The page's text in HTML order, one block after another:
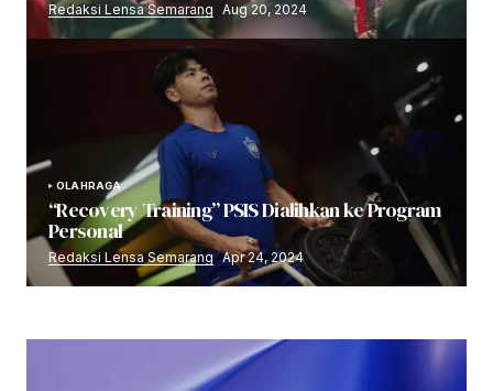
Redaksi Lensa Semarang Aug 20, 2024
OLAHRAGA
“Recovery Training” PSIS Dialihkan ke Program
Personal
Redaksi Lensa Semarang Apr 24, 2024